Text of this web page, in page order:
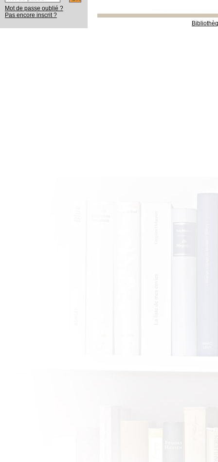
Mot de passe oublié ?
Pas encore inscrit ?